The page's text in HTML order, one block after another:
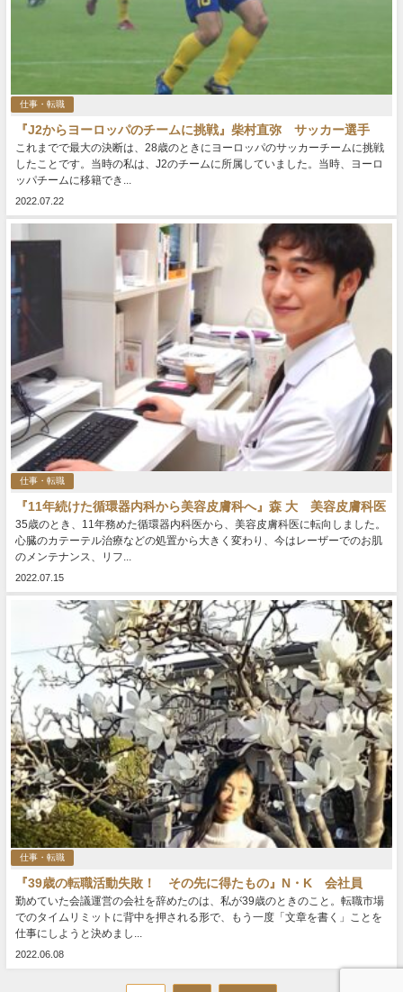
仕事・転職
『J2からヨーロッパのチームに挑戦』柴村直弥 サッカー選手
これまでで最大の決断は、28歳のときにヨーロッパのサッカーチームに挑戦
したことです。当時の私は、J2のチームに所属していました。当時、ヨーロ
ッパチームに移籍でき...
2022.07.22
仕事・転職
『11年続けた循環器内科から美容皮膚科へ』森 大 美容皮膚科医
35歳のとき、11年務めた循環器内科医から、美容皮膚科医に転向しました。
心臓のカテーテル治療などの処置から大きく変わり、今はレーザーでのお肌
のメンテナンス、リフ...
2022.07.15
仕事・転職
『39歳の転職活動失敗！ その先に得たもの』N・K 会社員
勤めていた会議運営の会社を辞めたのは、私が39歳のときのこと。転職市場
でのタイムリミットに背中を押される形で、もう一度「文章を書く」ことを
仕事にしようと決めまし...
2022.06.08